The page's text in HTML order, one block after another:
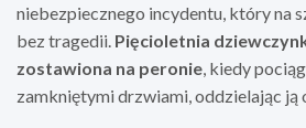
niebezpiecznego incydentu, który na
bez tragedii. Pięcioletnia
zostawiona na peronie, kiedy
zamkniętymi drzwiami, oddzielając ją